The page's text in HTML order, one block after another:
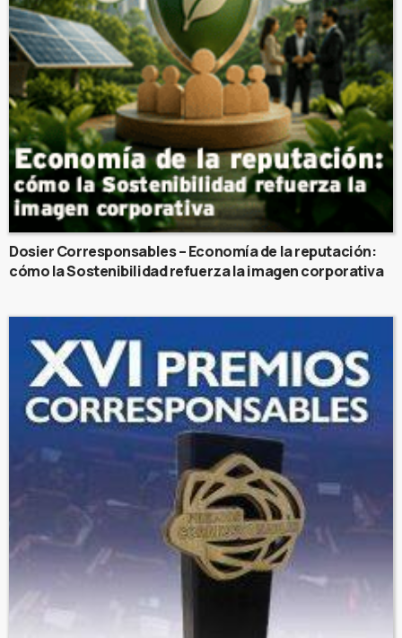
Dosier Corresponsables – Economía de la reputación:
cómo la Sostenibilidad refuerza la imagen corporativa